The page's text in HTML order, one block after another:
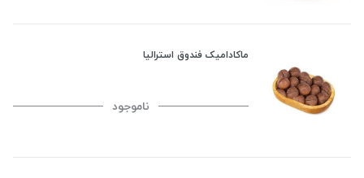
ماکادامیک فندوق استرالیا
ناموجود